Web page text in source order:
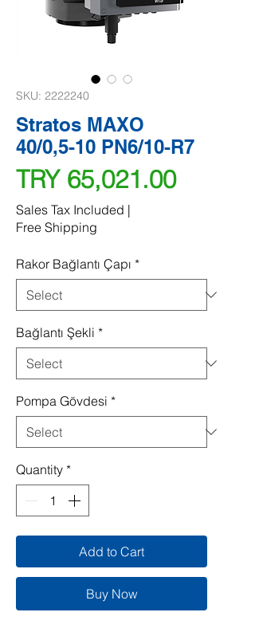
SKU: 2222240
Stratos MAXO
40/0,5-10 PN6/10-R7
TRY 65,021.00Price
Sales Tax Included |
Free Shipping
Rakor Bağlantı Çapı *
Bağlantı Şekli *
Pompa Gövdesi *
Quantity *
Add to Cart
Buy Now